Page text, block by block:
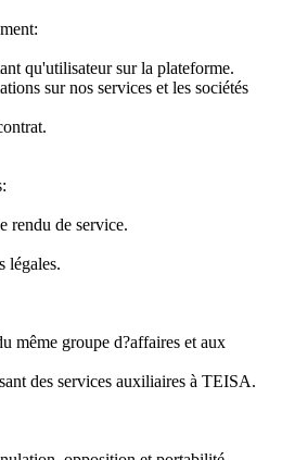
qu'utilisateur sur la plateforme.
sur nos services et les sociétés
de service.
groupe d?affaires et aux
des services auxiliaires à TEISA.